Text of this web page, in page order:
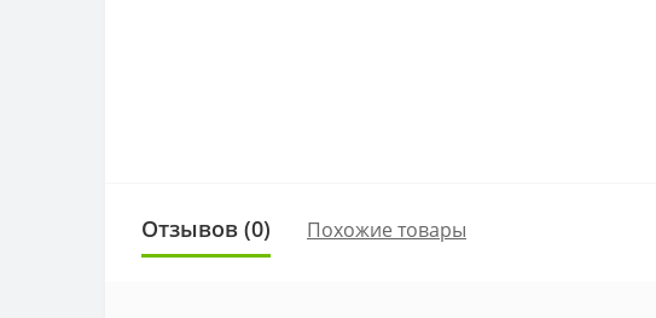
Отзывов (0) Похожие товары